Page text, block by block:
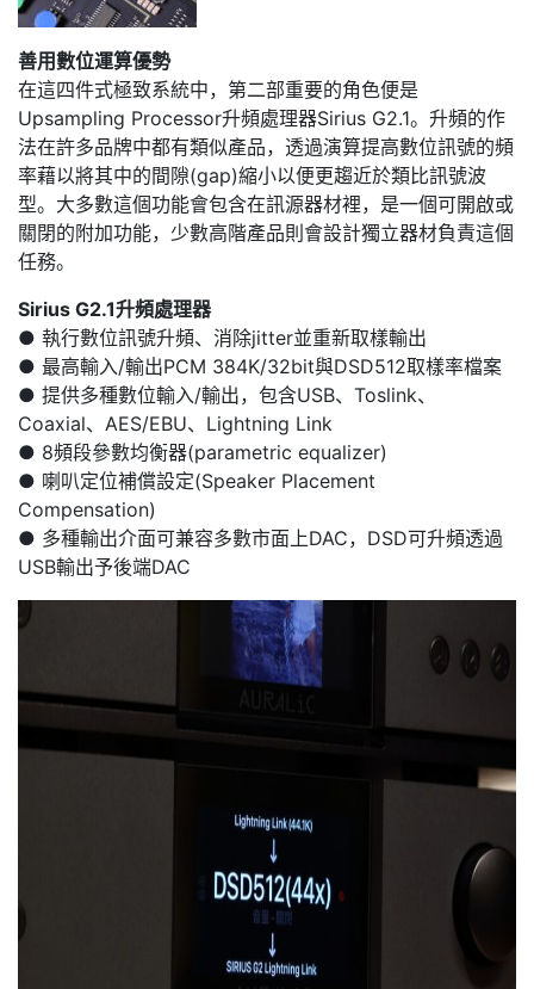
善用數位運算優勢
在這四件式極致系統中，第二部重要的角色便是
Upsampling Processor升頻處理器Sirius G2.1。升頻的作
法在許多品牌中都有類似產品，透過演算提高數位訊號的頻
率藉以將其中的間隙(gap)縮小以便更趨近於類比訊號波
型。大多數這個功能會包含在訊源器材裡，是一個可開啟或
關閉的附加功能，少數高階產品則會設計獨立器材負責這個
任務。
Sirius G2.1升頻處理器
● 執行數位訊號升頻、消除jitter並重新取樣輸出
● 最高輸入/輸出PCM 384K/32bit與DSD512取樣率檔案
● 提供多種數位輸入/輸出，包含USB、Toslink、
Coaxial、AES/EBU、Lightning Link
● 8頻段參數均衡器(parametric equalizer)
● 喇叭定位補償設定(Speaker Placement
Compensation)
● 多種輸出介面可兼容多數市面上DAC，DSD可升頻透過
USB輸出予後端DAC